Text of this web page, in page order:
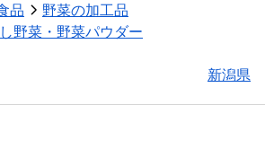
品
野菜の加工品
野菜・野菜パウダー
新潟県